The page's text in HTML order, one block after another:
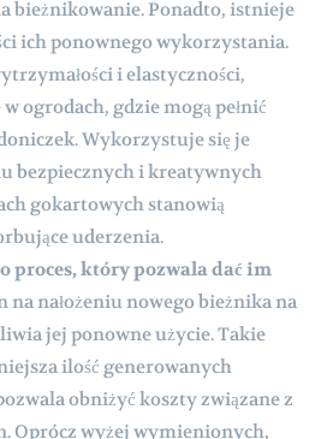
bieżnikowanie. Ponadto, istnieje
ich ponownego wykorzystania.
i elastyczności,
ogrodach, gdzie mogą pełnić
Wykorzystuje się je
bezpiecznych i kreatywnych
gokartowych stanowią
uderzenia.
proces, który pozwala dać im
na nałożeniu nowego bieżnika na
jej ponowne użycie. Takie
ilość generowanych
obniżyć koszty związane z
Oprócz wyżej wymienionych,